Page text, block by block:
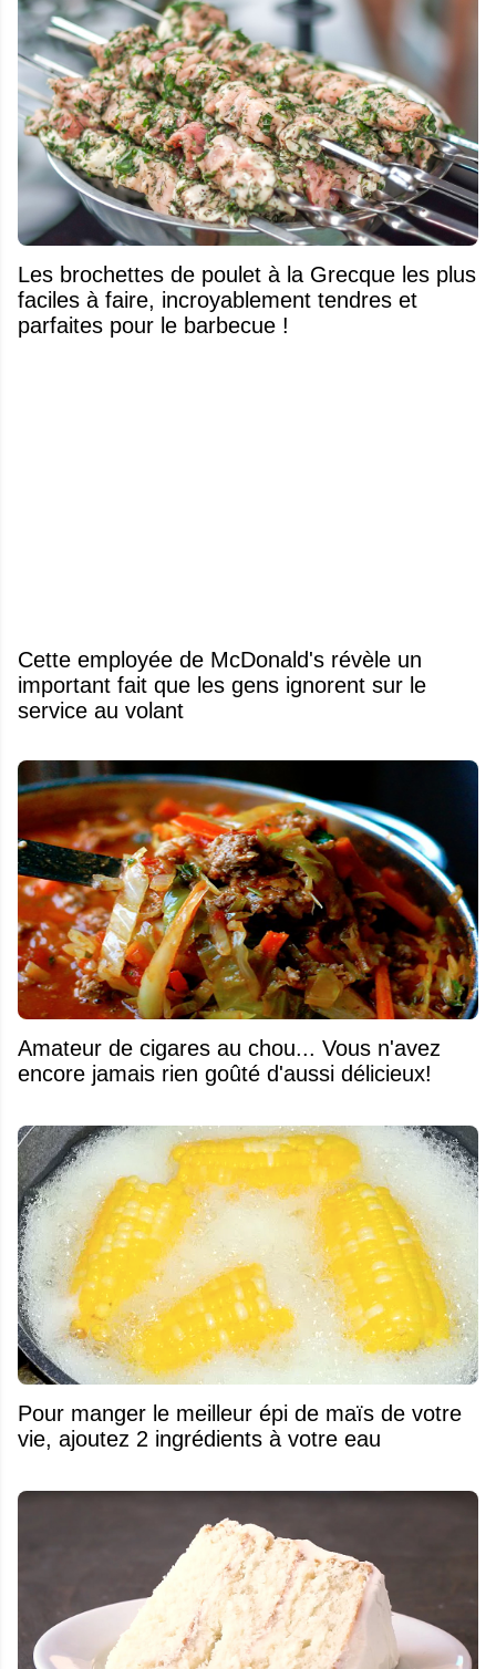
Les brochettes de poulet à la Grecque les plus
faciles à faire, incroyablement tendres et
parfaites pour le barbecue !
Cette employée de McDonald's révèle un
important fait que les gens ignorent sur le
service au volant
Amateur de cigares au chou... Vous n'avez
encore jamais rien goûté d'aussi délicieux!
Pour manger le meilleur épi de maïs de votre
vie, ajoutez 2 ingrédients à votre eau